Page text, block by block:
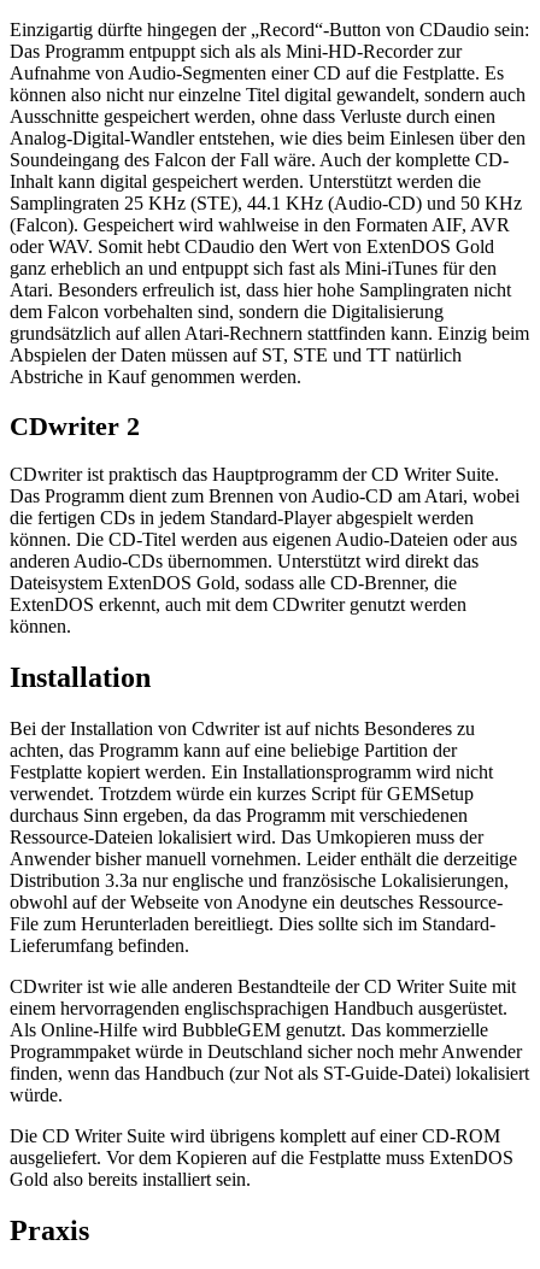
Einzigartig dürfte hingegen der „Record“-Button von CDaudio sein:
Das Programm entpuppt sich als als Mini-HD-Recorder zur
Aufnahme von Audio-Segmenten einer CD auf die Festplatte. Es
können also nicht nur einzelne Titel digital gewandelt, sondern auch
Ausschnitte gespeichert werden, ohne dass Verluste durch einen
Analog-Digital-Wandler entstehen, wie dies beim Einlesen über den
Soundeingang des Falcon der Fall wäre. Auch der komplette CD-
Inhalt kann digital gespeichert werden. Unterstützt werden die
Samplingraten 25 KHz (STE), 44.1 KHz (Audio-CD) und 50 KHz
(Falcon). Gespeichert wird wahlweise in den Formaten AIF, AVR
oder WAV. Somit hebt CDaudio den Wert von ExtenDOS Gold
ganz erheblich an und entpuppt sich fast als Mini-iTunes für den
Atari. Besonders erfreulich ist, dass hier hohe Samplingraten nicht
dem Falcon vorbehalten sind, sondern die Digitalisierung
grundsätzlich auf allen Atari-Rechnern stattfinden kann. Einzig beim
Abspielen der Daten müssen auf ST, STE und TT natürlich
Abstriche in Kauf genommen werden.
CDwriter 2
CDwriter ist praktisch das Hauptprogramm der CD Writer Suite.
Das Programm dient zum Brennen von Audio-CD am Atari, wobei
die fertigen CDs in jedem Standard-Player abgespielt werden
können. Die CD-Titel werden aus eigenen Audio-Dateien oder aus
anderen Audio-CDs übernommen. Unterstützt wird direkt das
Dateisystem ExtenDOS Gold, sodass alle CD-Brenner, die
ExtenDOS erkennt, auch mit dem CDwriter genutzt werden
können.
Installation
Bei der Installation von Cdwriter ist auf nichts Besonderes zu
achten, das Programm kann auf eine beliebige Partition der
Festplatte kopiert werden. Ein Installationsprogramm wird nicht
verwendet. Trotzdem würde ein kurzes Script für GEMSetup
durchaus Sinn ergeben, da das Programm mit verschiedenen
Ressource-Dateien lokalisiert wird. Das Umkopieren muss der
Anwender bisher manuell vornehmen. Leider enthält die derzeitige
Distribution 3.3a nur englische und französische Lokalisierungen,
obwohl auf der Webseite von Anodyne ein deutsches Ressource-
File zum Herunterladen bereitliegt. Dies sollte sich im Standard-
Lieferumfang befinden.
CDwriter ist wie alle anderen Bestandteile der CD Writer Suite mit
einem hervorragenden englischsprachigen Handbuch ausgerüstet.
Als Online-Hilfe wird BubbleGEM genutzt. Das kommerzielle
Programmpaket würde in Deutschland sicher noch mehr Anwender
finden, wenn das Handbuch (zur Not als ST-Guide-Datei) lokalisiert
würde.
Die CD Writer Suite wird übrigens komplett auf einer CD-ROM
ausgeliefert. Vor dem Kopieren auf die Festplatte muss ExtenDOS
Gold also bereits installiert sein.
Praxis